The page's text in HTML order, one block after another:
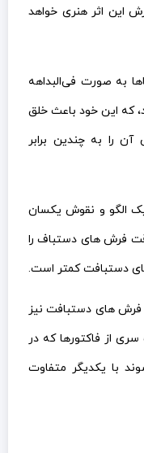
این اثر هنری خواهد
به صورت فی‌البداهه
که این خود باعث خلق
را به چندین برابر
الگو و نقوش یکسان
فرش های دستباف را
دستبافت کمتر است.
فرش های دستبافت نیز
از فاکتورها که در
با یکدیگر متفاوت